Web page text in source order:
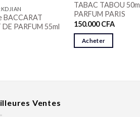
DE PARFUM 55ml
TABAC TABOU
PARFUM PARIS
150.000CFA
Acheter
Ventes